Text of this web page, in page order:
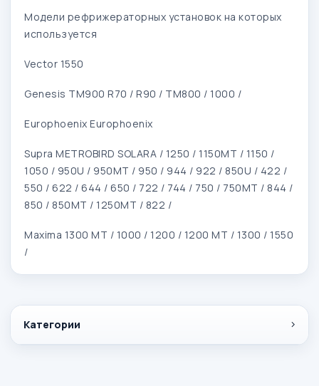
Категории
Модели рефрижераторных установок на которых
используется
Vector 1550
Genesis TM900 R70 / R90 / TM800 / 1000 /
Europhoenix Europhoenix
Supra METROBIRD SOLARA / 1250 / 1150MT / 1150 /
1050 / 950U / 950MT / 950 / 944 / 922 / 850U / 422 /
550 / 622 / 644 / 650 / 722 / 744 / 750 / 750MT / 844 /
850 / 850MT / 1250MT / 822 /
Maxima 1300 MT / 1000 / 1200 / 1200 MT / 1300 / 1550
/